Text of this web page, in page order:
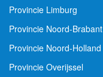
Provincie Limburg
Provincie Noord-Brabant
Provincie Noord-Holland
Provincie Overijssel